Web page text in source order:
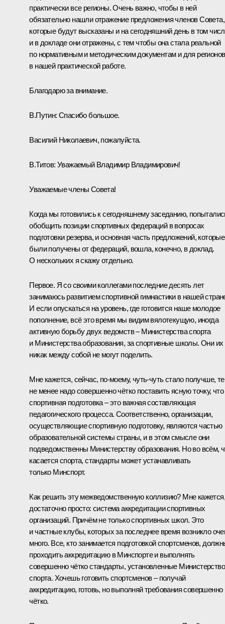
практически все регионы. Очень важно, чтобы в ней
обязательно нашли отражение предложения членов Совета,
которые будут высказаны и на сегодняшний день в том
и в докладе они отражены, с тем чтобы она стала реальной
по нормативным и методическим документам и для регионов
в нашей практической работе.
Благодарю за внимание.
В.Путин: Спасибо большое.
Василий Николаевич, пожалуйста.
В.Титов: Уважаемый Владимир Владимирович!
Уважаемые члены Совета!
Когда мы готовились к сегодняшнему заседанию,
обобщить позиции спортивных федераций в вопросах
подготовки резерва, и основная часть предложений, которые
были получены от федераций, вошла, конечно, в доклад.
О нескольких я скажу отдельно.
Первое. Я со своими коллегами последние десять лет
занимаюсь развитием спортивной гимнастики в нашей
И если опускаться на уровень, где готовится наше молодое
пополнение, всё это время мы видим вялотекущую, иногда
активную борьбу двух ведомств – Министерства спорта
и Министерства образования, за спортивные школы. Они их
никак между собой не могут поделить.
Мне кажется, сейчас, по‑моему, чуть-чуть стало получше,
не менее надо совершенно чётко поставить ясную точку, что
спортивная подготовка – это важная составляющая
педагогического процесса. Соответственно, организации,
осуществляющие спортивную подготовку, являются частью
образовательной системы страны, и в этом смысле они
подведомственны Министерству образования. Но во всём,
касается спорта, стандарты может устанавливать
только Минспорт.
Как решить эту межведомственную коллизию? Мне кажется,
достаточно просто: система аккредитации спортивных
организаций. Причём не только спортивных школ. Это
и частные клубы, которых за последнее время возникло
много. Все, кто занимается подготовкой спортсменов,
проходить аккредитацию в Минспорте и выполнять
совершенно чётко стандарты, установленные
спорта. Хочешь готовить спортсменов – получай
аккредитацию, готовь, но выполняй требования совершенно
чётко.